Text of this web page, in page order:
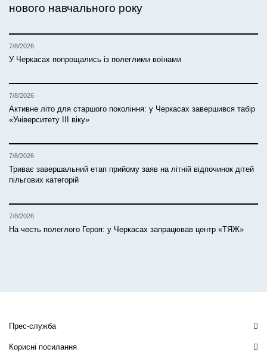
нового навчального року
7/8/2026
У Черкасах попрощались із полеглими воїнами
7/8/2026
Активне літо для старшого покоління: у Черкасах завершився табір
«Університету ІІІ віку»
7/8/2026
Триває завершальний етап прийому заяв на літній відпочинок дітей
пільгових категорій
7/8/2026
На честь полеглого Героя: у Черкасах запрацював центр «ТЯЖ»
Прес-служба
Корисні посилання